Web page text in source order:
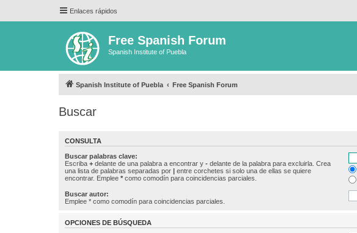
Enlaces rápidos
Free Spanish Forum
Spanish Institute of Puebla
Spanish Institute of Puebla Free Spanish Forum
Buscar
CONSULTA
Buscar palabras clave:
Escriba + delante de una palabra a encontrar y - delante de la palabra para excluirla. Crea
una lista de palabras separadas por | entre corchetes si solo una de ellas se quiere
encontrar. Emplee * como comodín para coincidencias parciales.
Buscar autor:
Emplee * como comodín para coincidencias parciales.
OPCIONES DE BÚSQUEDA